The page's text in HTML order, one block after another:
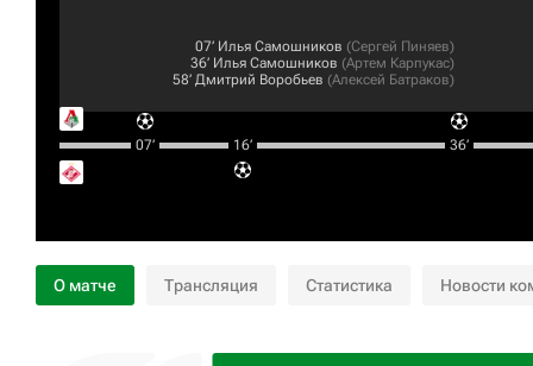
07‎’‎ Илья Самошников (Сергей Пиняев)
36‎’‎ Илья Самошников (Артем Карпукас)
58‎’‎ Дмитрий Воробьев (Алексей Батраков)
07‎’‎ 16‎’‎ 36‎’‎
О матче Трансляция Статистика Новости